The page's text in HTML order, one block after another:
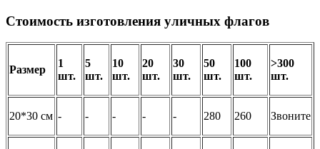
Стоимость изготовления уличных флагов
Размер
1
шт.
5
шт.
10
шт.
20
шт.
30
шт.
50
шт.
100
шт.
>300
шт.
20*30 см - - - - - 280 260 Звоните